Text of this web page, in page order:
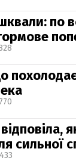
по
сильної